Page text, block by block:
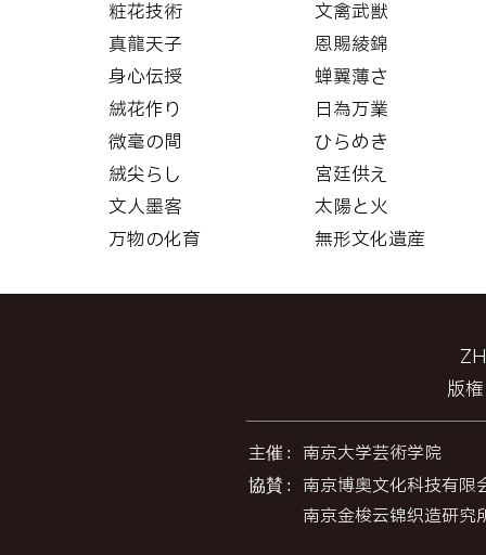
粧花技術
文禽武獣
真龍天子
恩賜綾錦
身心伝授
蝉翼薄さ
絨花作り
日為万業
微毫の間
ひらめき
絨尖らし
宮廷供え
文人墨客
太陽と火
万物の化育
無形文化遺産
版
主催： 南京大学芸術学院
協賛： 南京博奥文化科技有
南京金梭云锦织造研